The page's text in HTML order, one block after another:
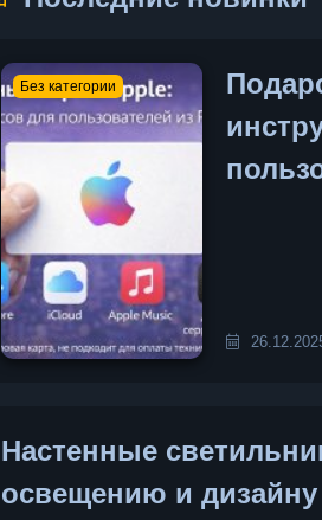
Без категории
Настенные
освещению и дизайну